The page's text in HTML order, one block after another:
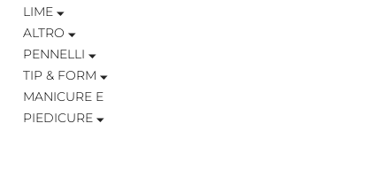
LIME
ALTRO
PENNELLI
TIP & FORM
MANICURE E
PIEDICURE